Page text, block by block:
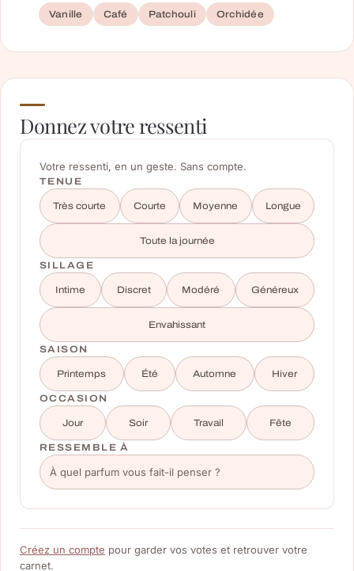
Vanille Café Patchouli Orchidée
Donnez votre ressenti
Votre ressenti, en un geste. Sans compte.
TENUE
Très courte Courte Moyenne Longue
Toute la journée
SILLAGE
Intime Discret Modéré Généreux
Envahissant
SAISON
Printemps Été Automne Hiver
OCCASION
Jour Soir Travail Fête
RESSEMBLE À
Créez un compte pour garder vos votes et retrouver votre
carnet.